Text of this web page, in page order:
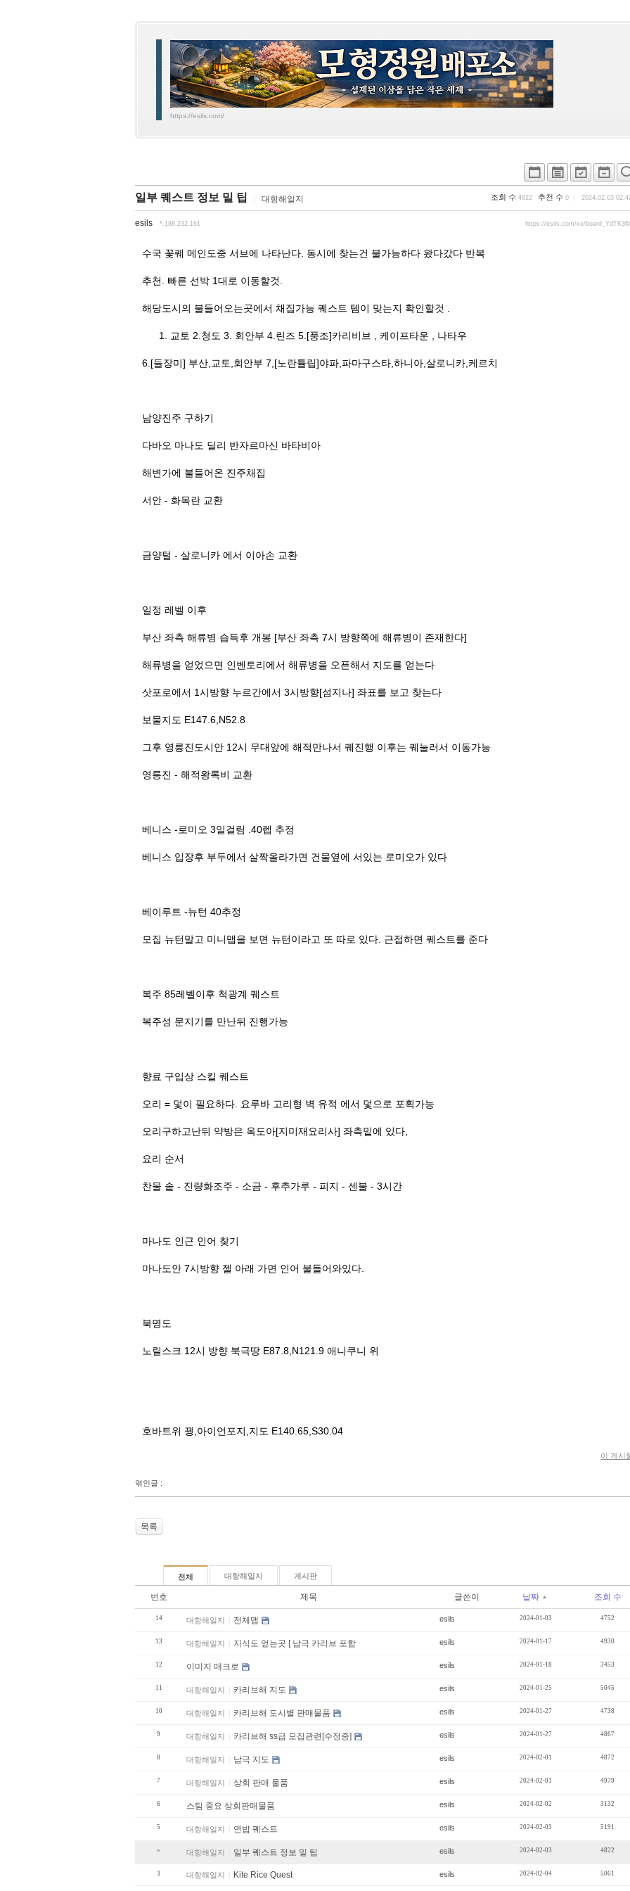
https://esils.com/
일부 퀘스트 정보 밑 팁 대항해일지 조회 수 4822 추천 수 0 2024.02.03
esils *.188.232.161 https://esils.com/xe/
수국 꽃퀘 메인도중 서브에 나타난다. 동시에 찾는건 불가능하다 왔다갔다 반복
추천. 빠른 선박 1대로 이동할것.
해당도시의 불들어오는곳에서 채집가능 퀘스트 템이 맞는지 확인할것 .
교토 2.청도 3. 회안부 4.린즈 5.[풍조]카리비브 , 케이프타운 , 나타우
6.[들장미] 부산,교토,회안부 7,[노란튤립]야파,파마구스타,하니아,살로니카,케르치
남양진주 구하기
다바오 마나도 딜리 반자르마신 바타비아
해변가에 불들어온 진주채집
서안 - 화목란 교환
금양털 - 살로니카 에서 이아손 교환
일정 레벨 이후
부산 좌측 해류병 습득후 개봉 [부산 좌측 7시 방향쪽에 해류병이 존재한다]
해류병을 얻었으면 인벤토리에서 해류병을 오픈해서 지도를 얻는다
삿포로에서 1시방향 누르간에서 3시방향[섬지나] 좌표를 보고 찾는다
보물지도 E147.6,N52.8
그후 영릉진도시안 12시 무대앞에 해적만나서 퀘진행 이후는 퀘눌러서 이동가능
영릉진 - 해적왕록비 교환
베니스 -로미오 3일걸림 .40렙 추정
베니스 입장후 부두에서 살짝올라가면 건물옆에 서있는 로미오가 있다
베이루트 -뉴턴 40추정
모집 뉴턴말고 미니맵을 보면 뉴턴이라고 또 따로 있다. 근접하면 퀘스트를 준다
복주 85레벨이후 척광계 퀘스트
복주성 문지기를 만난뒤 진행가능
향료 구입상 스킬 퀘스트
오리 = 덫이 필요하다. 요루바 고리형 벽 유적 에서 덫으로 포획가능
오리구하고난뒤 약방은 옥도아[지미재요리사] 좌측밑에 있다,
요리 순서
찬물 솥 - 진량화조주 - 소금 - 후추가루 - 피지 - 센불 - 3시간
마나도 인근 인어 찾기
마나도안 7시방향 젤 아래 가면 인어 불들어와있다.
북명도
노릴스크 12시 방향 북극땅 E87.8,N121.9 애니쿠니 위
호바트위 꿩,아이언포지,지도 E140.65,S30.04
이 게시
엮인글 :
목록
전체 대항해일지 게시판
번호 제목 글쓴이 날짜 조회 수
14 대항해일지 전체맵 esils 2024-01-03 4752
13 대항해일지 지식도 얻는곳 [ 남극 카리브 포함 esils 2024-01-17 4930
12 이미지 매크로 esils 2024-01-18 3453
11 대항해일지 카리브해 지도 esils 2024-01-25 5045
10 대항해일지 카리브해 도시별 판매물품 esils 2024-01-27 4738
9 대항해일지 카리브해 ss급 모집관련[수정중] esils 2024-01-27 4867
8 대항해일지 남극 지도 esils 2024-02-01 4872
7 대항해일지 상회 판매 물품 esils 2024-02-01 4979
6 스팀 중요 상회판매물품 esils 2024-02-02 3132
5 대항해일지 연밥 퀘스트 esils 2024-02-03 5191
» 대항해일지 일부 퀘스트 정보 밑 팁 esils 2024-02-03 4822
3 대항해일지 Kite Rice Quest esils 2024-02-04 5061